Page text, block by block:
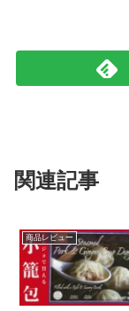
関連記事
商品レビュー